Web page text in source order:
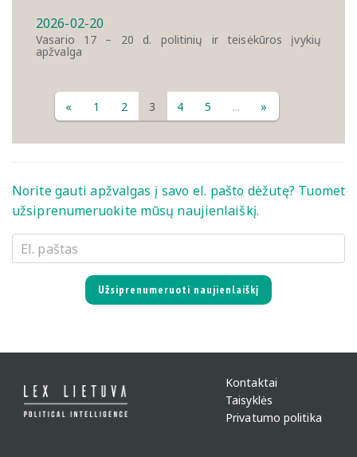
2026-02-20
Vasario 17 – 20 d. politinių ir teisėkūros įvykių
apžvalga
« 1 2 3 4 5 ... »
Norite gauti apžvalgas į savo el. pašto dėžutę? Tuomet
užsiprenumeruokite mūsų naujienlaiškį.
Užsiprenumeruoti naujienlaiškį
Kontaktai
Taisyklės
Privatumo politika